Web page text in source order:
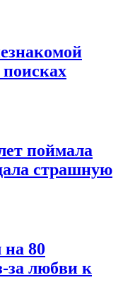
поймала
страшную
80
за любви к